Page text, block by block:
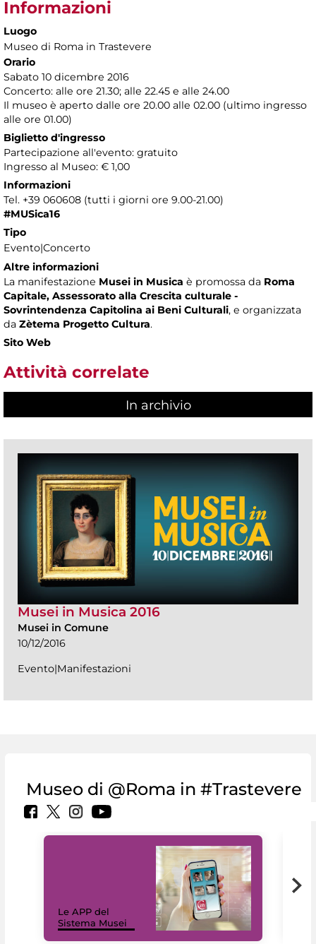
Informazioni
Luogo
Museo di Roma in Trastevere
Orario
Sabato 10 dicembre 2016
Concerto: alle ore 21.30; alle 22.45 e alle 24.00
Il museo è aperto dalle ore 20.00 alle 02.00 (ultimo ingresso
alle ore 01.00)
Biglietto d'ingresso
Partecipazione all'evento: gratuito
Ingresso al Museo: € 1,00
Informazioni
Tel. +39 060608 (tutti i giorni ore 9.00-21.00)
#MUSica16
Tipo
Evento|Concerto
Altre informazioni
La manifestazione Musei in Musica è promossa da Roma
Capitale, Assessorato alla Crescita culturale -
Sovrintendenza Capitolina ai Beni Culturali, e organizzata
da Zètema Progetto Cultura.
Sito Web
Attività correlate
In archivio
Musei in Musica 2016
Musei in Comune
10/12/2016
Evento|Manifestazioni
Museo di @Roma in #Trastevere
Le APP del
Sistema Musei